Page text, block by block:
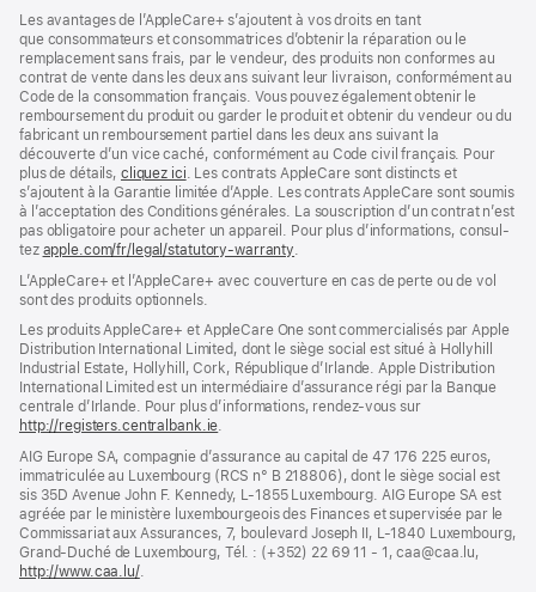
Les avan­tages de l’AppleCare+ s’ajoutent à vos droits en tant
que consommateurs et consommatrices d’obtenir la réparation ou le
rempla­cement sans frais, par le vendeur, des pro­duits non conformes au
contrat de vente dans les deux ans suivant leur livraison, conformément au
Code de la consom­mation français. Vous pouvez égale­ment obtenir le
rembour­sement du produit ou garder le produit et obtenir du vendeur ou du
fabricant un rembour­sement partiel dans les deux ans suivant la
découverte d’un vice caché, conformément au Code civil français. Pour
plus de détails, cliquez ici(s’ouvre
dans
une
nouvelle
fenêtre)
. Les contrats AppleCare sont distincts et
s’ajoutent à la Garantie limitée d’Apple. Les contrats AppleCare sont soumis
à l’acceptation des Conditions générales. La souscription d’un contrat n’est
pas obligatoire pour acheter un appa­reil. Pour plus d’infor­mations, consul­
tez apple.com/fr/legal/statutory-warranty(s’ouvre
une
fenêtre)
.
L’AppleCare+ et l’AppleCare+ avec couver­ture en cas de perte ou de vol
sont des pro­duits optionnels.
Les produits AppleCare+ et AppleCare One sont commercialisés par Apple
Distribution International Limited, dont le siège social est situé à Hollyhill
Industrial Estate, Hollyhill, Cork, République d’Irlande. Apple Distribution
International Limited est un intermédiaire d’assurance régi par la Banque
centrale d’Irlande. Pour plus d’informations, rendez-vous sur
http://registers.centralbank.ie(s’ouvre
une
nouvelle
fenêtre)
.
AIG Europe SA, compagnie d’assurance au capital de 47 176 225 euros,
immatriculée au Luxembourg (RCS n° B 218806), dont le siège social est
sis 35D Avenue John F. Kennedy, L-1855 Luxembourg. AIG Europe SA est
agréée par le ministère luxembourgeois des Finances et supervisée par le
Commissariat aux Assurances, 7, boulevard Joseph II, L-1840 Luxembourg,
Grand-Duché de Luxembourg, Tél. : (+352) 22 69 11 - 1, caa@caa.lu,
http://www.caa.lu/(s’ouvre
.